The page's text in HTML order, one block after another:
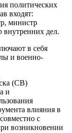
политических
входят:
министр
дел.
в себя
и военно-
(СВ)
и
влияния в
с
возникновении